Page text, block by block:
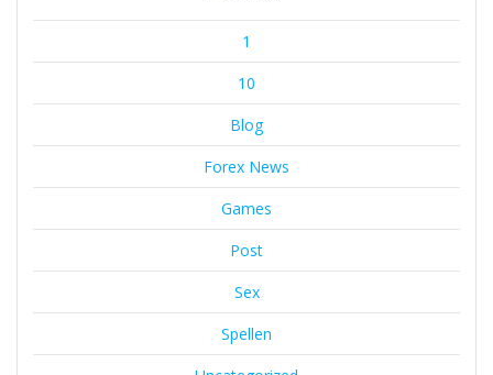
1
10
Blog
Forex News
Games
Post
Sex
Spellen